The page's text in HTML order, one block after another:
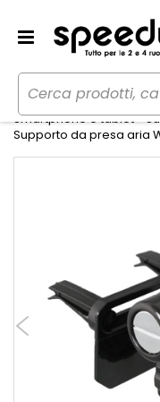
Home Auto
Smartphone e tablet -
Supporto da presa aria